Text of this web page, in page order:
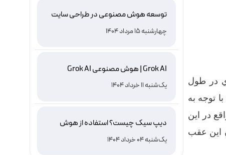
در طول
توجه به
در اين
اين عقب
توسعه هوش مصنوعی در طراحی سایت
چهارشنبه 15 مرداد 1404
Grok AI | هوش مصنوعی Grok AI
یک‌شنبه 11 خرداد 1404
دیپ سیک چیست؟ استفاده از هوش
مصنوعی DeepSeek ، نصب و دانلود
یک‌شنبه 04 خرداد 1404